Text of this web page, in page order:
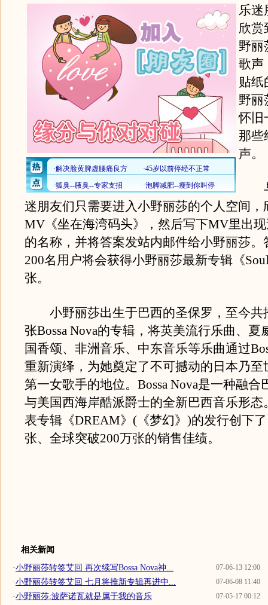
乐迷
欣赏
野丽
歌声
贴纸
野丽
怀旧
那些
声。
与
迷朋友们只需要进入小野丽莎的个人空间，
MV《坐在海湾码头》，然后写下MV里出
的名称，并将答案发站内邮件给小野丽莎。
200名用户将会获得小野丽莎最新专辑《
张。
小野丽莎出生于巴西的圣保罗，至今共
张Bossa Nova的专辑，将英美流行乐曲、夏
国香颂、非洲音乐、中东音乐等乐曲通过
重新演绎，为她奠定了不可撼动的日本乃至
第一女歌手的地位。Bossa Nova是一种融合
与美国西海岸酷派爵士的全新巴西音乐形态
表专辑《DREAM》(《梦幻》)的发行创下
张、全球突破200万张的销售佳绩。
相关新闻
07-06-13 12:00
·小野丽莎转签艾回 再次续写Bossa Nova神...
07-06-08 11:40
·小野丽莎转签艾回 七月将推新专辑再进中...
07-05-17 00:12
·小野丽莎:波萨诺瓦就是属于我的音乐